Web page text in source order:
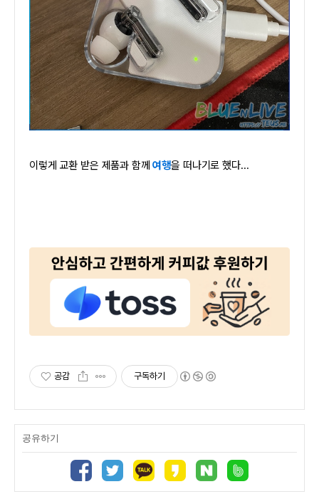
이렇게 교환 받은 제품과 함께여행을 떠나기로 했다...
공감 구독하기
공유하기